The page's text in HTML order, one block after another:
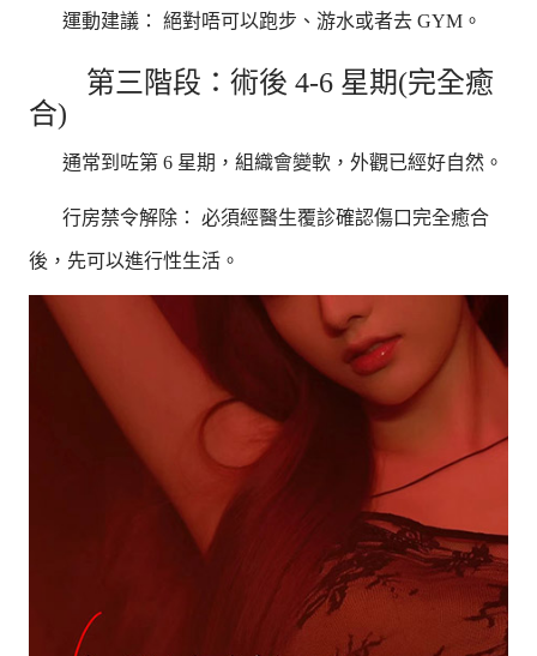
運動建議： 絕對唔可以跑步、游水或者去 GYM。
第三階段：術後 4-6 星期(完全癒
合)
通常到咗第 6 星期，組織會變軟，外觀已經好自然。
行房禁令解除： 必須經醫生覆診確認傷口完全癒合
後，先可以進行性生活。